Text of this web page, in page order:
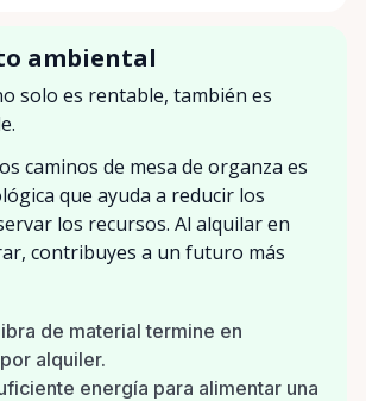
ambiental
solo es rentable, también es
caminos de mesa de organza es
que ayuda a reducir los
los recursos. Al alquilar en
contribuyes a un futuro más
de material termine en
alquiler.
energía para alimentar una